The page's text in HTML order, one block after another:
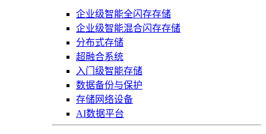
企业级智能全闪存存储
企业级智能混合闪存存储
分布式存储
超融合系统
入门级智能存储
数据备份与保护
存储网络设备
AI数据平台